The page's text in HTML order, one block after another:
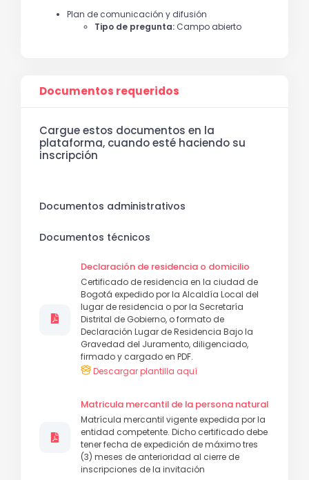
Plan de comunicación y difusión
Tipo de pregunta: Campo abierto
Documentos requeridos
Cargue estos documentos en la
plataforma, cuando esté haciendo su
inscripción
Documentos administrativos
Documentos técnicos
Declaración de residencia o domicilio
Certificado de residencia en la ciudad de
Bogotá expedido por la Alcaldía Local del
lugar de residencia o por la Secretaría
Distrital de Gobierno, o formato de
Declaración Lugar de Residencia Bajo la
Gravedad del Juramento, diligenciado,
firmado y cargado en PDF.
Descargar plantilla aquí
Matricula mercantil de la persona natural
Matrícula mercantil vigente expedida por la
entidad competente. Dicho certificado debe
tener fecha de expedición de máximo tres
(3) meses de anterioridad al cierre de
inscripciones de la invitación